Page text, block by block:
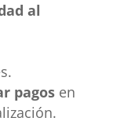
al
pagosen